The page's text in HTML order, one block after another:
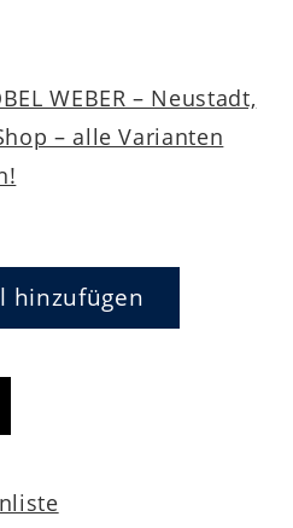
WEBER – Neustadt,
– alle Varianten
hinzufügen